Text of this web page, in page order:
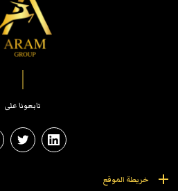
تابعونا على
خريطة الموقع